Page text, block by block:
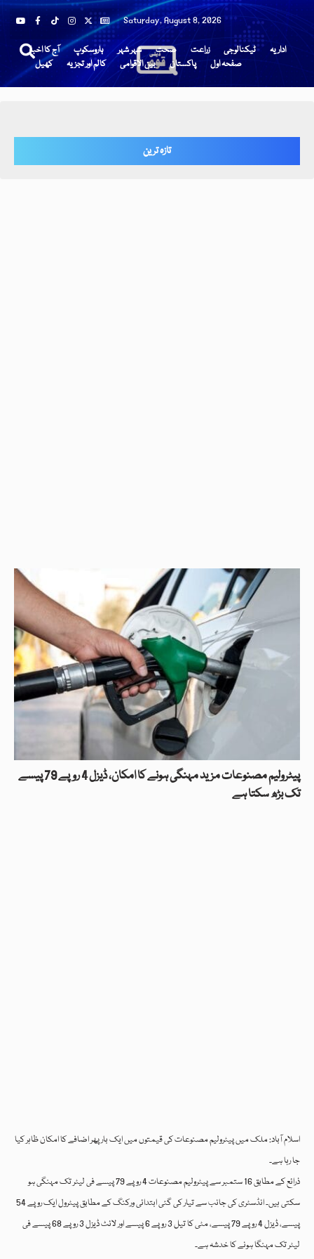
Saturday, August 8, 2026
آج کا اخبار ہاروسکوپ شہر شہر صحت زراعت ٹیکنالوجی
اداریہ
کھیل
کالم اور تجزیہ بین الاقوامی پاکستان صفحہ اول
تازہ ترین
پیٹرولیم مصنوعات مزید مہنگی ہونے کا امکان، ڈیزل 4 روپے 79 پیسے
تک بڑھ سکتا ہے
اسلام آباد: ملک میں پیٹرولیم مصنوعات کی قیمتوں میں ایک بار پھر اضافے کا امکان ظاہر کیا
جا رہا ہے۔
ذرائع کے مطابق 16 ستمبر سے پیٹرولیم مصنوعات 4 روپے 79 پیسے فی لیٹر تک مہنگی ہو
سکتی ہیں۔ انڈسٹری کی جانب سے تیار کی گئی ابتدائی ورکنگ کے مطابق پیٹرول ایک روپے 54
پیسے، ڈیزل 4 روپے 79 پیسے، مٹی کا تیل 3 روپے 6 پیسے اور لائٹ ڈیزل 3 روپے 68 پیسے فی
لیٹر تک مہنگا ہونے کا خدشہ ہے۔